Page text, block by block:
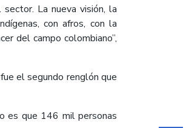
La nueva visión, la
con afros, con la
del campo colombiano”,
el segundo renglón que
es que 146 mil personas